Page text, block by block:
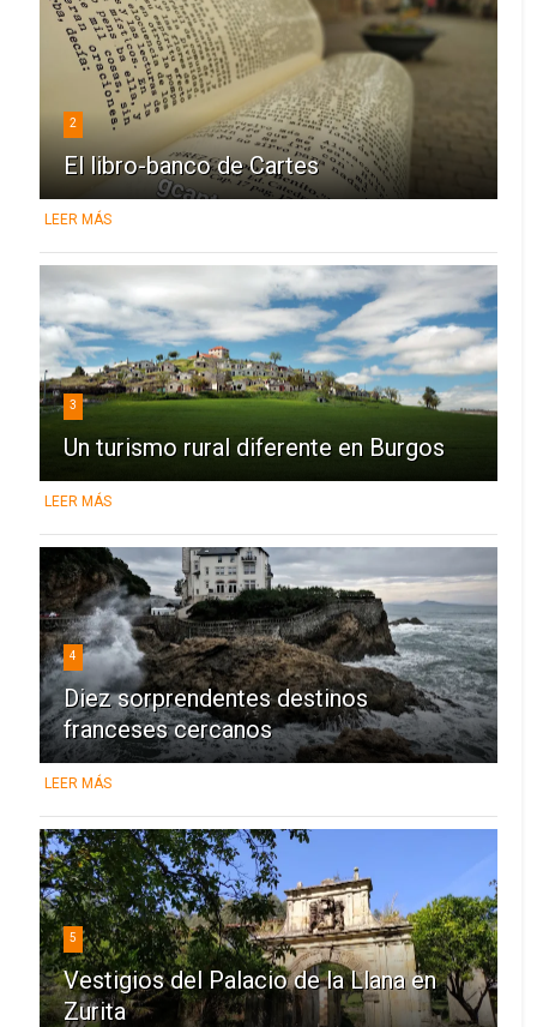
2
El libro-banco de Cartes
LEER MÁS
3
Un turismo rural diferente en Burgos
LEER MÁS
4
Diez sorprendentes destinos
franceses cercanos
LEER MÁS
5
Vestigios del Palacio de la Llana en
Zurita